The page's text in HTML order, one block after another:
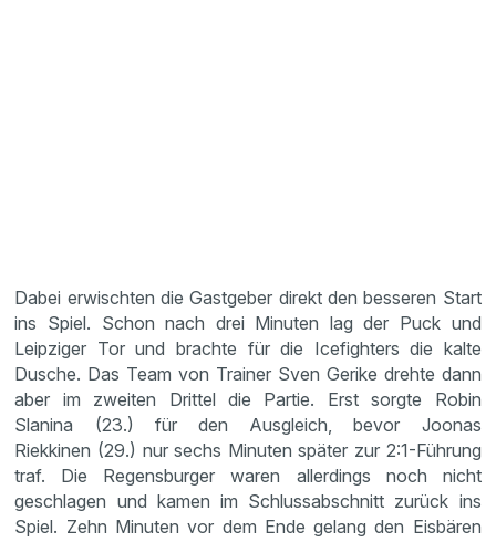
Dabei erwischten die Gastgeber direkt den besseren Start
ins Spiel. Schon nach drei Minuten lag der Puck und
Leipziger Tor und brachte für die Icefighters die kalte
Dusche. Das Team von Trainer Sven Gerike drehte dann
aber im zweiten Drittel die Partie. Erst sorgte Robin
Slanina (23.) für den Ausgleich, bevor Joonas
Riekkinen (29.) nur sechs Minuten später zur 2:1-Führung
traf. Die Regensburger waren allerdings noch nicht
geschlagen und kamen im Schlussabschnitt zurück ins
Spiel. Zehn Minuten vor dem Ende gelang den Eisbären